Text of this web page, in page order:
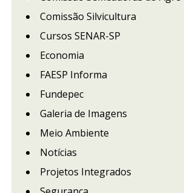
Comissão Silvicultura
Cursos SENAR-SP
Economia
FAESP Informa
Fundepec
Galeria de Imagens
Meio Ambiente
Notícias
Projetos Integrados